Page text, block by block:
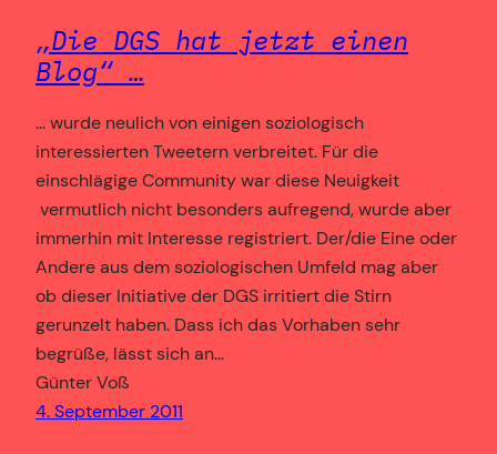
„Die DGS hat jetzt einen
Blog“ …
… wurde neulich von einigen soziologisch
interessierten Tweetern verbreitet. Für die
einschlägige Community war diese Neuigkeit
vermutlich nicht besonders aufregend, wurde aber
immerhin mit Interesse registriert. Der/die Eine oder
Andere aus dem soziologischen Umfeld mag aber
ob dieser Initiative der DGS irritiert die Stirn
gerunzelt haben. Dass ich das Vorhaben sehr
begrüße, lässt sich an…
Günter Voß
4. September 2011